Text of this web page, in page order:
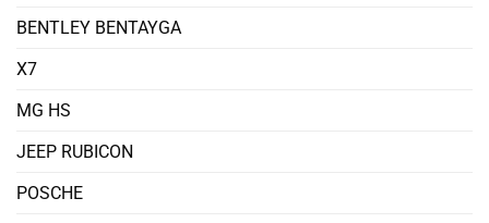
BENTLEY BENTAYGA
X7
MG HS
JEEP RUBICON
POSCHE